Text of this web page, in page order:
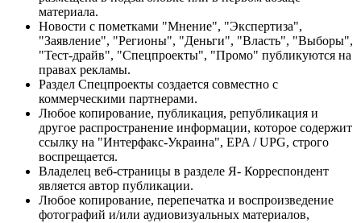
материала.
Новости с пометками "Мнение", "Экспертиза",
"Заявление", "Регионы", "Деньги", "Власть", "Выборы",
"Тест-драйв", "Спецпроекты", "Промо" публикуются на
правах рекламы.
Раздел Спецпроекты создается совместно с
коммерческими партнерами.
Любое копирование, публикация, републикация и
другое распространение информации, которое содержит
ссылку на "Интерфакс-Украина", EPA / UPG, строго
воспрещается.
Владелец веб-страницы в разделе Я- Корреспондент
является автор публикации.
Любое копирование, перепечатка и воспроизведение
фотографий и/или аудиовизуальных материалов,